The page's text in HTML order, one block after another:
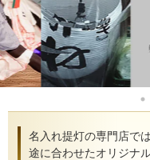
名入れ提灯の専門店で
途に合わせたオリジナ